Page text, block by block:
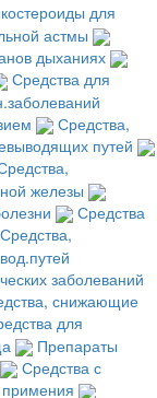
для
астмы
дыханиях
Средства для
Средства,
путей
железы
Средства
Средства,
заболеваний
снижающие
для
Препараты
Средства с
примения